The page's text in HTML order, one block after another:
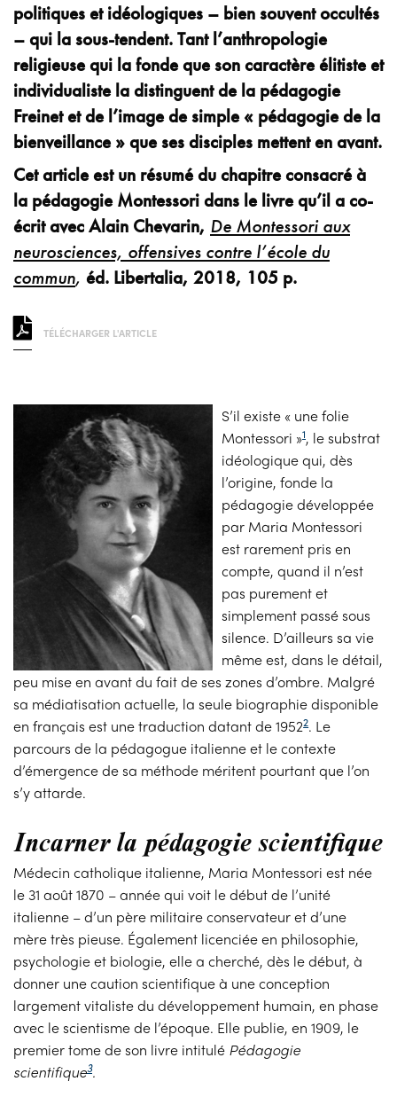
politiques et idéologiques – bien souvent occultés
– qui la sous-tendent. Tant l’anthropologie
religieuse qui la fonde que son caractère élitiste et
individualiste la distinguent de la pédagogie
Freinet et de l’image de simple « pédagogie de la
bienveillance » que ses disciples mettent en avant.
Cet article est un résumé du chapitre consacré à
la pédagogie Montessori dans le livre qu’il a co-
écrit avec Alain Chevarin, De Montessori aux
neurosciences, offensives contre l’école du
commun, éd. Libertalia, 2018, 105 p.
TÉLÉCHARGER L'ARTICLE
S’il existe « une folie
Montessori »1, le substrat
idéologique qui, dès
l’origine, fonde la
pédagogie développée
par Maria Montessori
est rarement pris en
compte, quand il n’est
pas purement et
simplement passé sous
silence. D’ailleurs sa vie
même est, dans le détail,
peu mise en avant du fait de ses zones d’ombre. Malgré
sa médiatisation actuelle, la seule biographie disponible
en français est une traduction datant de 19522. Le
parcours de la pédagogue italienne et le contexte
d’émergence de sa méthode méritent pourtant que l’on
s’y attarde.
Incarner la pédagogie scientifique
Médecin catholique italienne, Maria Montessori est née
le 31 août 1870 – année qui voit le début de l’unité
italienne – d’un père militaire conservateur et d’une
mère très pieuse. Également licenciée en philosophie,
psychologie et biologie, elle a cherché, dès le début, à
donner une caution scientifique à une conception
largement vitaliste du développement humain, en phase
avec le scientisme de l’époque. Elle publie, en 1909, le
premier tome de son livre intitulé Pédagogie
scientifique3.